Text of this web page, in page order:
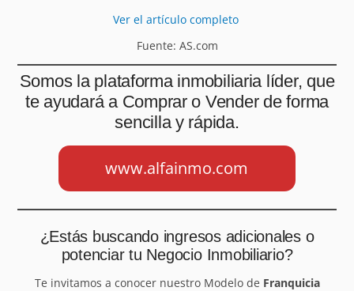
Ver el artículo completo
Fuente: AS.com
Somos la plataforma inmobiliaria líder, que
te ayudará a Comprar o Vender de forma
sencilla y rápida.
www.alfainmo.com
¿Estás buscando ingresos adicionales o
potenciar tu Negocio Inmobiliario?
Te invitamos a conocer nuestro Modelo de Franquicia